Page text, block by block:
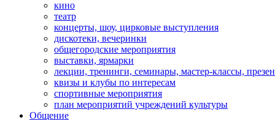
кино
театр
концерты, шоу, цирковые выступления
дискотеки, вечеринки
общегородские мероприятия
выставки, ярмарки
лекции, тренинги, семинары, мастер-классы,
квизы и клубы по интересам
спортивные мероприятия
план мероприятий учреждений культуры
Общение